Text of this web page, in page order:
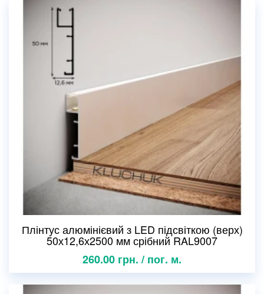
Плінтус алюмінієвий з LED підсвіткою (верх)
50х12,6х2500 мм срібний RAL9007
260.00 грн. / пог. м.